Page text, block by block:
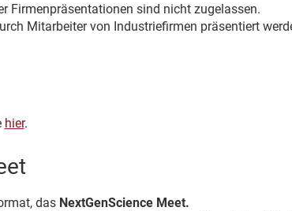
Firmenpräsentationen sind nicht zugelassen.
Mitarbeiter von Industriefirmen präsentiert
hier.
das NextGenScience Meet.